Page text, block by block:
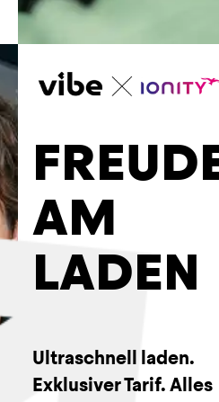
AM
LADEN
Ultraschnell laden.
Exklusiver Tarif. Alles